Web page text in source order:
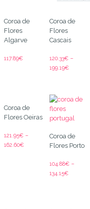
Coroa de
Flores
Algarve
117.89€
Coroa de
Flores
Cascais
120.33€ –
199.19€
Coroa de
Flores Oeiras
121.95€ –
162.60€
Coroa de
Flores Porto
104.88€ –
134.15€